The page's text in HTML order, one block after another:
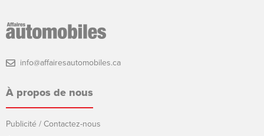
info@affairesautomobiles.ca
À propos de nous
Publicité / Contactez-nous